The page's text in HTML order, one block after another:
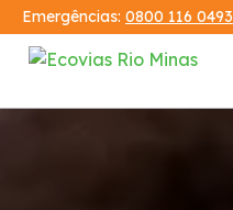
Emergências: 0800 116 0493